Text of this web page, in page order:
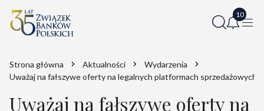
Strona główna Aktualności
Wydarzenia
Uważaj na fałszywe oferty na legalnych platformach
Uważaj na fałszywe oferty na